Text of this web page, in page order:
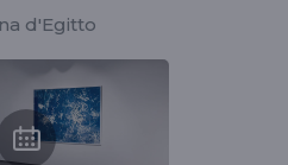
d'Egitto